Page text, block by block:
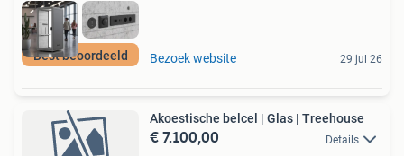
Best beoordeeld Bezoek website 29 jul 26
Akoestische belcel | Glas | Treehouse
€ 7.100,00 Details